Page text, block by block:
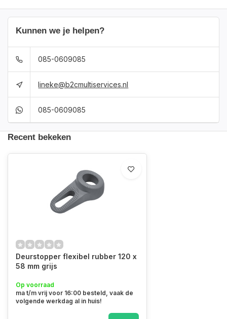
Kunnen we je helpen?
085-0609085
lineke@b2cmultiservices.nl
085-0609085
Recent bekeken
Deurstopper flexibel rubber 120 x
58 mm grijs
Op voorraad
ma t/m vrij voor 16:00 besteld, vaak de
volgende werkdag al in huis!